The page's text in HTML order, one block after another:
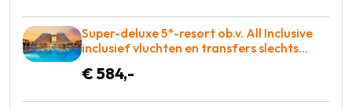
Super-deluxe 5*-resort ob.v. All Inclusive
inclusief vluchten en transfers slechts
€ 584,-